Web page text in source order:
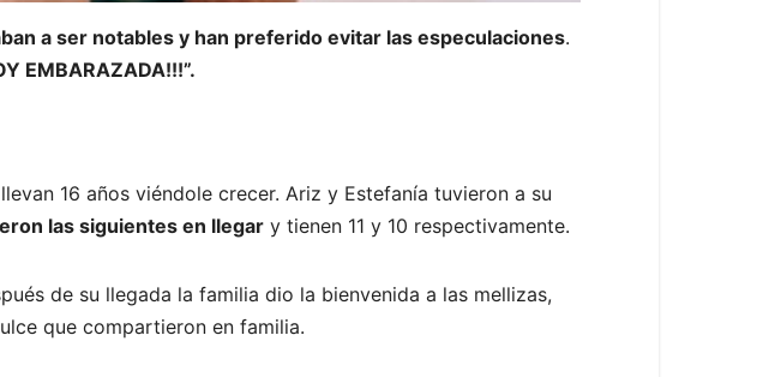
a ser notables y han preferido evitar las especulaciones.
EMBARAZADA!!!”.
16 años viéndole crecer. Ariz y Estefanía tuvieron a su
las siguientes en llegar y tienen 11 y 10 respectivamente.
de su llegada la familia dio la bienvenida a las mellizas,
que compartieron en familia.